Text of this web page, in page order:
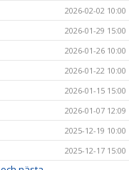
2026-02-02 10:00
2026-01-29 15:00
2026-01-26 10:00
2026-01-22 10:00
2026-01-15 15:00
2026-01-07 12:09
2025-12-19 10:00
2025-12-17 15:00